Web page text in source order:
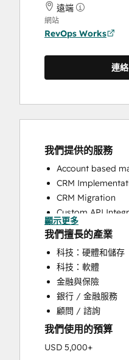
遠端
網站
RevOps Works
連
我們提供的服務
Account based
CRM
CRM Migration
Custom API
Customer
Customer Success
Customer Support
Customer Survey
Email Marketing
Full Inbound
Help Desk
HubSpot
Knowledge Base
顯示更多
我們擅長的產業
科技：硬體和儲存
科技：軟體
金融與保險
銀行 / 金融服務
顧問 / 諮詢
我們使用的預算
USD 5,000+